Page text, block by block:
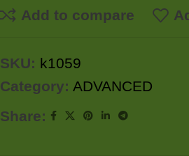
Add to compare
SKU: k1059
Category: ADVANCED
Share: